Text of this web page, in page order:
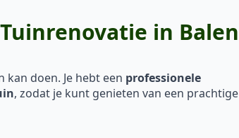
in Balen
kan doen. Je hebt een professionele
, zodat je kunt genieten van een prachtige